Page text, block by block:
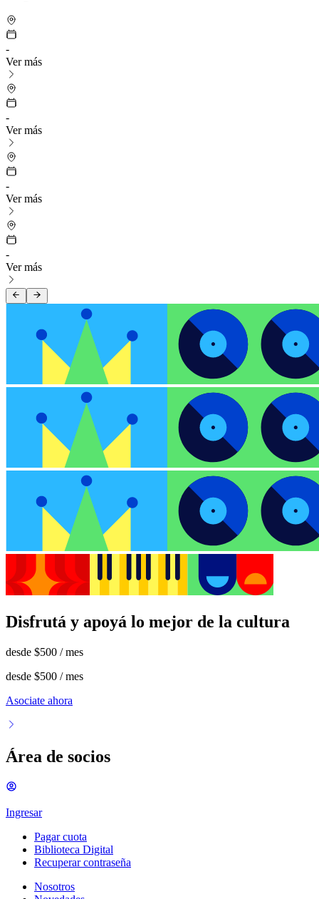
-
Ver más
-
Ver más
-
Ver más
-
Ver más
Disfrutá y apoyá lo mejor de la cultura
desde $500 / mes
desde $500 / mes
Asociate ahora
Área de socios
Ingresar
Pagar cuota
Biblioteca Digital
Recuperar contraseña
Nosotros